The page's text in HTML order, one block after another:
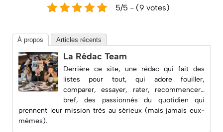
5/5 - (9 votes)
À propos Articles récents
La Rédac Team
Derrière ce site, une rédac qui fait des
listes pour tout, qui adore fouiller,
comparer, essayer, rater, recommencer…
bref, des passionnés du quotidien qui
prennent leur mission très au sérieux (mais jamais eux-
mêmes).